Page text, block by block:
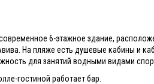
6-этажное здание,
На пляже есть душевые кабины и
для занятий водными видами
гостиной работает бар.